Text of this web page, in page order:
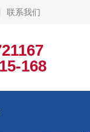
联系我们
168